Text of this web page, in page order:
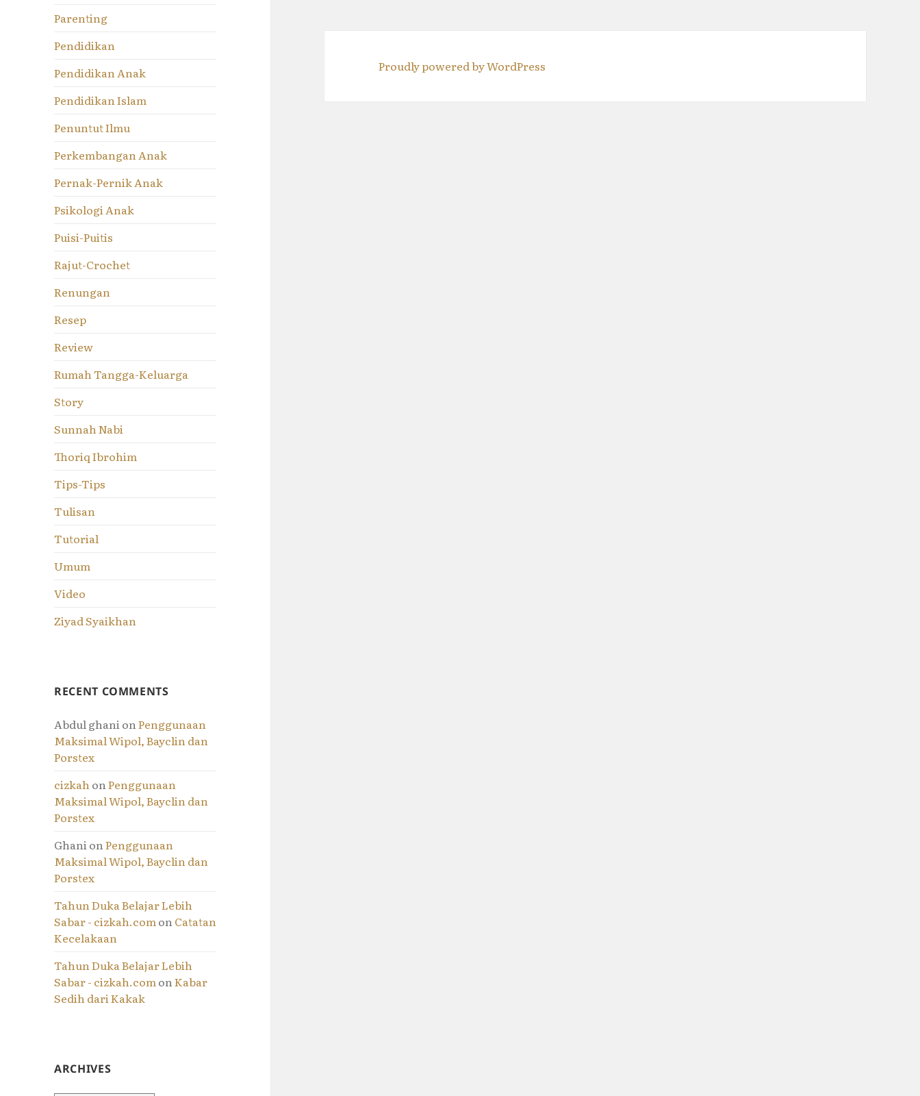
Parenting
Pendidikan
Pendidikan Anak
Pendidikan Islam
Penuntut Ilmu
Perkembangan Anak
Pernak-Pernik Anak
Psikologi Anak
Puisi-Puitis
Rajut-Crochet
Renungan
Resep
Review
Rumah Tangga-Keluarga
Story
Sunnah Nabi
Thoriq Ibrohim
Tips-Tips
Tulisan
Tutorial
Umum
Video
Ziyad Syaikhan
RECENT COMMENTS
Abdul ghanionPenggunaan
Maksimal Wipol, Bayclin dan
Porstex
cizkahonPenggunaan
Maksimal Wipol, Bayclin dan
Porstex
GhanionPenggunaan
Maksimal Wipol, Bayclin dan
Porstex
Tahun Duka Belajar Lebih
Sabar - cizkah.comonCatatan
Kecelakaan
Tahun Duka Belajar Lebih
Sabar - cizkah.comonKabar
Sedih dari Kakak
ARCHIVES
Proudly powered by WordPress